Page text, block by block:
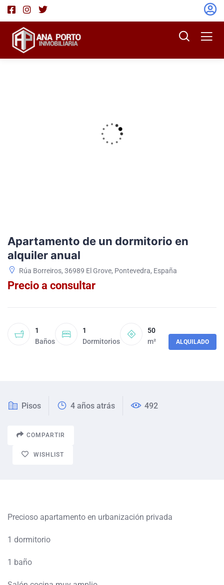
Apartamento de un dormitorio en
alquiler anual
Rúa Borreiros, 36989 El Grove, Pontevedra, España
Precio a consultar
1
Baños
1
Dormitorios
50
m²
ALQUILADO
Pisos 4 años atrás 492
COMPARTIR
WISHLIST
Precioso apartamento en urbanización privada
1 dormitorio
1 baño